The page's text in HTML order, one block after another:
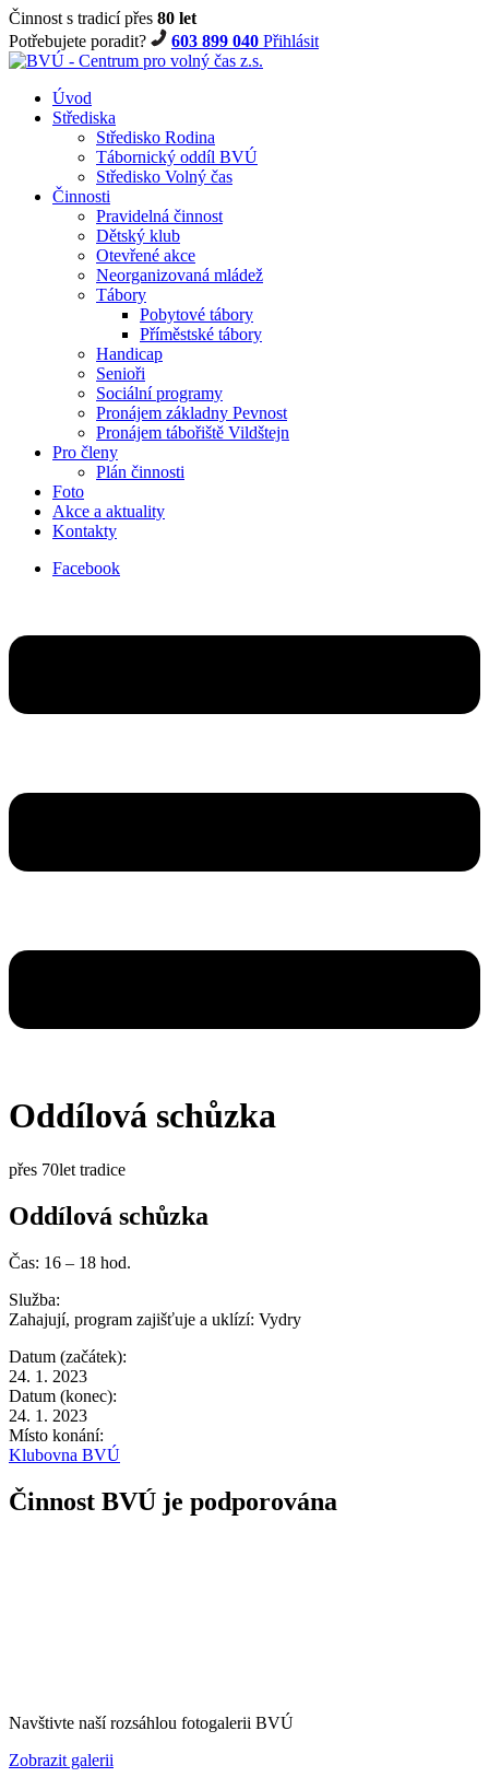
Činnost s tradicí přes 80 let
Potřebujete poradit?
603 899 040 Přihlásit
Úvod
Střediska
Středisko Rodina
Tábornický oddíl BVÚ
Středisko Volný čas
Činnosti
Pravidelná činnost
Dětský klub
Otevřené akce
Neorganizovaná mládež
Tábory
Pobytové tábory
Příměstské tábory
Handicap
Senioři
Sociální programy
Pronájem základny Pevnost
Pronájem tábořiště Vildštejn
Pro členy
Plán činnosti
Foto
Akce a aktuality
Kontakty
Facebook
Oddílová schůzka
přes 70let tradice
Oddílová schůzka
Čas: 16 – 18 hod.
Služba:
Zahajují, program zajišťuje a uklízí: Vydry
Datum (začátek):
24. 1. 2023
Datum (konec):
24. 1. 2023
Místo konání:
Klubovna BVÚ
Činnost BVÚ je podporována
Navštivte naší rozsáhlou fotogalerii BVÚ
Zobrazit galerii